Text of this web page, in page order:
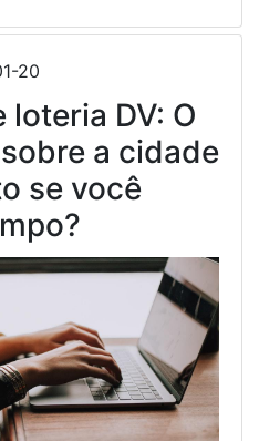
20
loteria DV: O
a cidade
se você